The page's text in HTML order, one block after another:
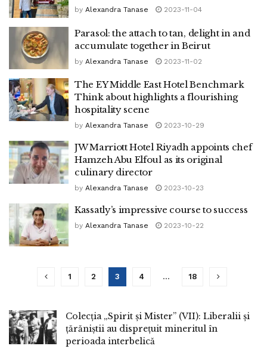
by Alexandra Tanase 2023-11-04
Parasol: the attach to tan, delight in and
accumulate together in Beirut
by Alexandra Tanase 2023-11-02
The EY Middle East Hotel Benchmark
Think about highlights a flourishing
hospitality scene
by Alexandra Tanase 2023-10-29
JW Marriott Hotel Riyadh appoints chef
Hamzeh Abu Elfoul as its original
culinary director
by Alexandra Tanase 2023-10-23
Kassatly’s impressive course to success
by Alexandra Tanase 2023-10-22
1 2 3 4 … 18
Colecția „Spirit și Mister” (VII): Liberalii și
țărăniștii au disprețuit mineritul în
perioada interbelică